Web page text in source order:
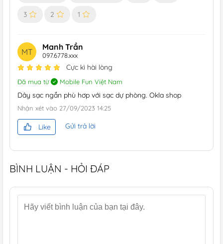
3 2 1
MT Manh Trần
097.6778.xxx
Cực kì hài lòng
Đã mua từ Mobile Fun Việt Nam
Dây sạc ngắn phù hơp với sạc dự phòng. Okla shop
Nhận xét vào 27/09/2023 14:25
Like Gửi trả lời
BÌNH LUẬN - HỎI ĐÁP